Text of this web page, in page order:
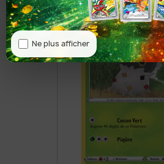
Ne plus afficher